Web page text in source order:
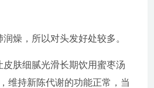
燥，所以对头发好处较多。
皮肤细腻光滑长期饮用蜜枣汤
维持新陈代谢的功能正常，当